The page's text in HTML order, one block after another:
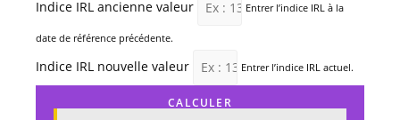
Indice IRL ancienne valeur Entrer l’indice IRL à la
date de référence précédente.
Indice IRL nouvelle valeur Entrer l’indice IRL actuel.
CALCULER